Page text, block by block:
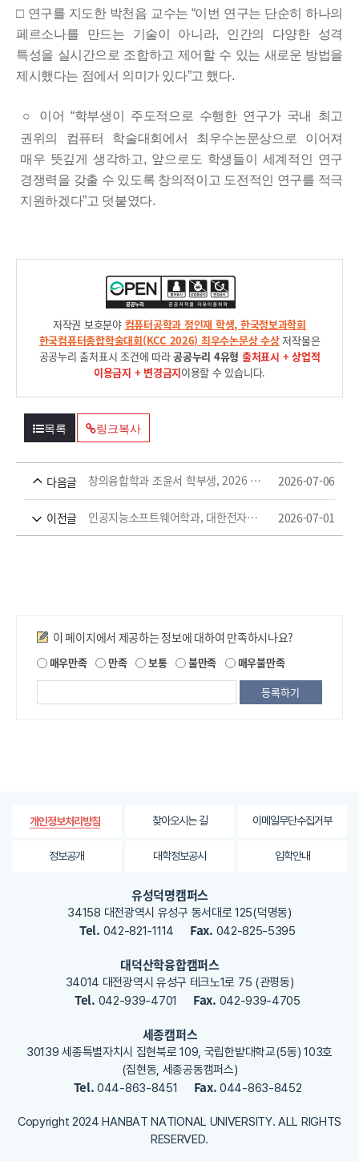
□ 연구를 지도한 박천음 교수는 “이번 연구는 단순히 하나의
페르소나를 만드는 기술이 아니라,
인간의 다양한 성격
특성을 실시간으로 조합하고 제어할 수 있는 새로운 방법을
제시했다는 점에서 의미가 있다”고 했다.
○ 이어 “학부생이 주도적으로 수행한 연구가 국내 최고
권위의 컴퓨터 학술대회에서 최우수논문상으로 이어져
매우 뜻깊게 생각하고, 앞으로도 학생들이 세계적인 연구
경쟁력을 갖출 수 있도록 창의적이고 도전적인 연구를 적극
지원하겠다”고 덧붙였다.
저작권 보호분야 컴퓨터공학과 정인재 학생, 한국정보과학회
한국컴퓨터종합학술대회(KCC 2026) 최우수논문상 수상저작물은
공공누리 출처표시 조건에 따라공공누리 4유형 출처표시 + 상업적
이용금지 + 변경금지이용할 수 있습니다.
목록 링크복사
다음글 창의융합학과 조윤서 학부생, 2026 한국항공우주학회 항공우주전자 심포지엄 우수논문상 수상 2026-07-06
이전글 인공지능소프트웨어학과, 대한전자공학회 인공지능 학부생 논문 경진대회 최우수상 수상 2026-07-01
만족도조사
이 페이지에서 제공하는 정보에 대하여 만족하시나요?
매우만족 만족 보통 불만족 매우불만족
되
는
가
용
해
주
개인정보처리방침 찾아오시는 길 이메일무단수집거부
정보공개 대학정보공시 입학안내
유성덕명캠퍼스
34158 대전광역시 유성구 동서대로 125(덕명동)
Tel. 042-821-1114 Fax. 042-825-5395
대덕산학융합캠퍼스
34014 대전광역시 유성구 테크노1로 75 (관평동)
Tel. 042-939-4701 Fax. 042-939-4705
세종캠퍼스
30139 세종특별자치시 집현북로 109, 국립한밭대학교(5동) 103호
(집현동, 세종공동캠퍼스)
Tel.044-863-8451 Fax. 044-863-8452
Copyright 2024 HANBAT NATIONAL UNIVERSITY. ALL RIGHTS
RESERVED.